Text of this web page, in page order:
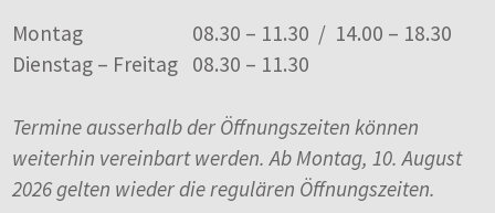
Montag
08.30 – 11.30 / 14.00 – 18.30
Dienstag – Freitag 08.30 – 11.30
Termine ausserhalb der Öffnungszeiten können
weiterhin vereinbart werden. Ab Montag, 10. August
2026 gelten wieder die regulären Öffnungszeiten.